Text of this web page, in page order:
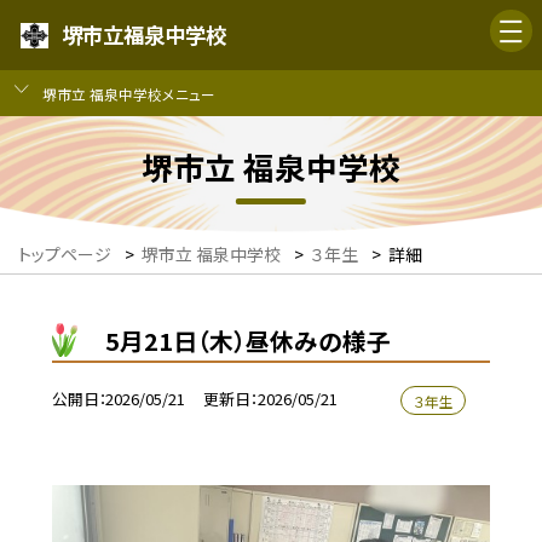
堺市立福泉中学校
堺市立 福泉中学校メニュー
堺市立 福泉中学校
トップページ > 堺市立 福泉中学校 > ３年生 > 詳細
5月21日（木）昼休みの様子
公開日 2026/05/21 更新日 2026/05/21 ３年生